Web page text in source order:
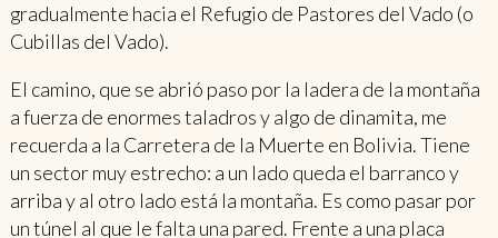
gradualmente hacia el Refugio de Pastores del Vado (o
Cubillas del Vado).
El camino, que se abrió paso por la ladera de la montaña
a fuerza de enormes taladros y algo de dinamita, me
recuerda a la Carretera de la Muerte en Bolivia. Tiene
un sector muy estrecho: a un lado queda el barranco y
arriba y al otro lado está la montaña. Es como pasar por
un túnel al que le falta una pared. Frente a una placa